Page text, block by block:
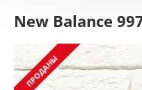
New Balance
ПРОДАНЫ